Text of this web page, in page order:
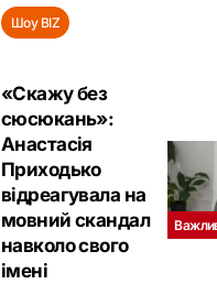
Шоу BIZ
«Скажу без
сюсюкань»:
Анастасія
Приходько
відреагувала на
мовний скандал
навколо свого
імені